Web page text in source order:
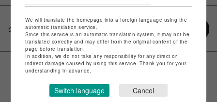
シェアする
We will translate the homepage into a foreign language using the
automatic translation service.
Since this service is an automatic translation system, it may not be
translated correctly and may differ from the original content of the
page before translation.
In addition, we do not take any responsibility for any direct or
indirect damage caused by using this service. Thank you for your
understanding in advance.
Switch language Cancel